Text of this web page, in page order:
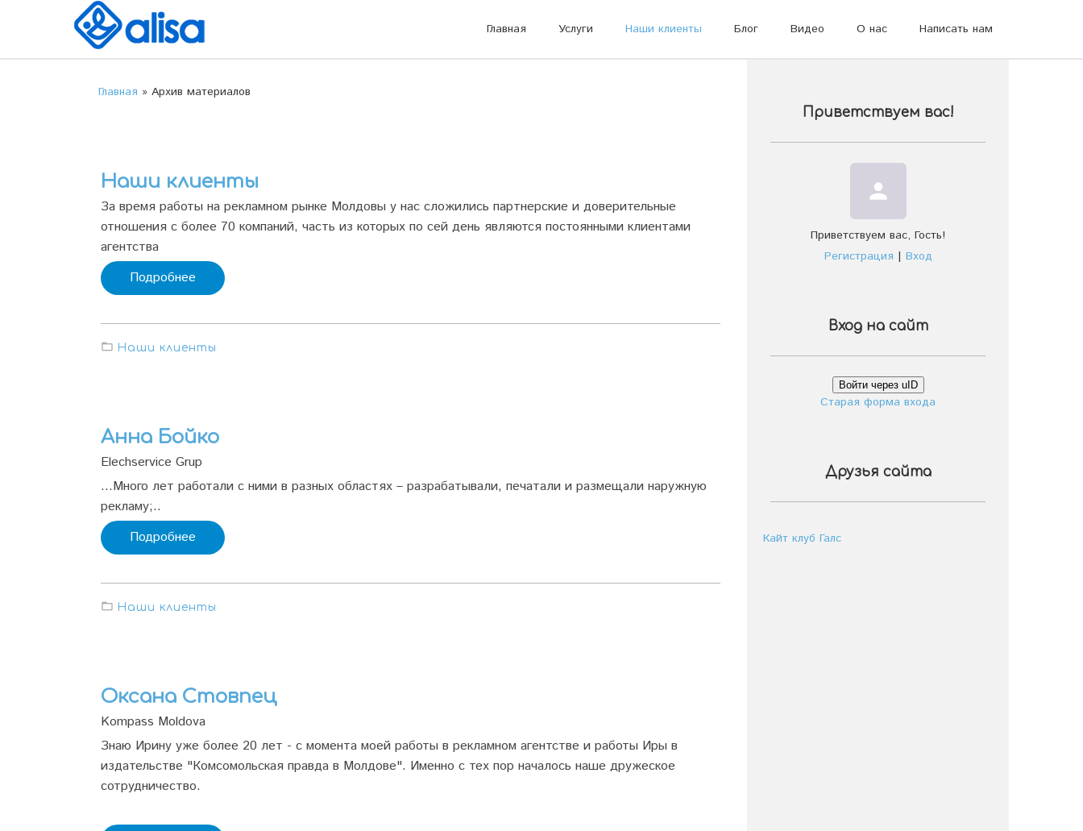
Главная Услуги Наши клиенты Блог Видео О нас Написать нам
Главная » Архив материалов
Наши клиенты
За время работы на рекламном рынке Молдовы у нас сложились партнерские и доверительные
отношения с более 70 компаний, часть из которых по сей день являются постоянными клиентами
агентства
Подробнее
Наши клиенты
Анна Бойко
Elechservice Grup
...Много лет работали с ними в разных областях – разрабатывали, печатали и размещали наружную
рекламу;..
Подробнее
Наши клиенты
Оксана Стовпец
Kompass Moldova
Знаю Ирину уже более 20 лет - с момента моей работы в рекламном агентстве и работы Иры в
издательстве "Комсомольская правда в Молдове". Именно с тех пор началось наше дружеское
сотрудничество.
Приветствуем вас!
person
Приветствуем вас,Гость!
Регистрация | Вход
Вход на сайт
Войти через uID
Старая форма входа
Друзья сайта
Кайт клуб Галс